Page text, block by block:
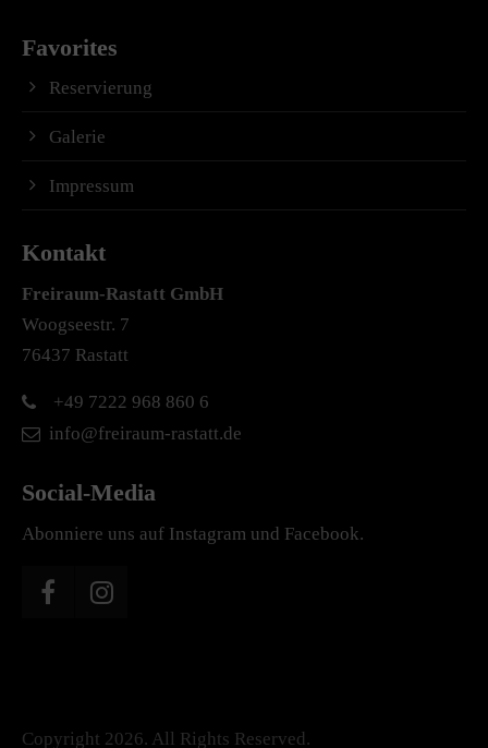
Favorites
Reservierung
Galerie
Impressum
Kontakt
Freiraum-Rastatt GmbH
Woogseestr. 7
76437 Rastatt
+49 7222 968 860 6
info@freiraum-rastatt.de
Social-Media
Abonniere uns auf Instagram und Facebook.
Copyright 2026. All Rights Reserved.